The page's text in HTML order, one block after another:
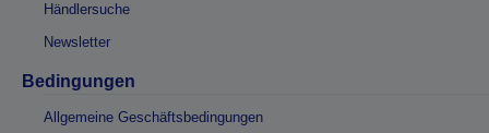
Händlersuche
Newsletter
Bedingungen
Allgemeine Geschäftsbedingungen